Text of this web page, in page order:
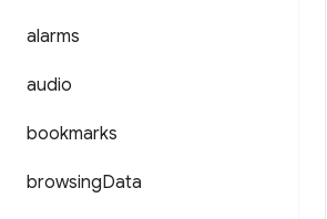
alarms
audio
bookmarks
browsingData